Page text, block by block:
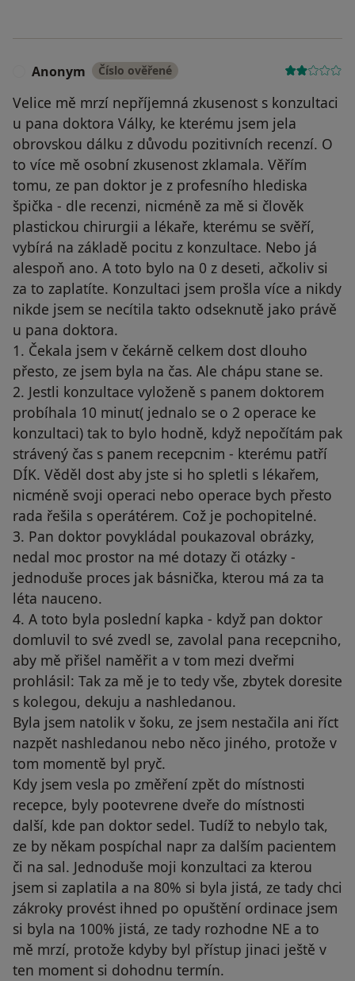
Anonym Číslo ověřené
Velice mě mrzí nepříjemná zkusenost s konzultaci
u pana doktora Války, ke kterému jsem jela
obrovskou dálku z důvodu pozitivních recenzí. O
to více mě osobní zkusenost zklamala. Věřím
tomu, ze pan doktor je z profesního hlediska
špička - dle recenzi, nicméně za mě si člověk
plastickou chirurgii a lékaře, kterému se svěří,
vybírá na základě pocitu z konzultace. Nebo já
alespoň ano. A toto bylo na 0 z deseti, ačkoliv si
za to zaplatíte. Konzultaci jsem prošla více a nikdy
nikde jsem se necítila takto odseknutě jako právě
u pana doktora.
1. Čekala jsem v čekárně celkem dost dlouho
přesto, ze jsem byla na čas. Ale chápu stane se.
2. Jestli konzultace vyloženě s panem doktorem
probíhala 10 minut( jednalo se o 2 operace ke
konzultaci) tak to bylo hodně, když nepočítám pak
strávený čas s panem recepcnim - kterému patří
DÍK. Věděl dost aby jste si ho spletli s lékařem,
nicméně svoji operaci nebo operace bych přesto
rada řešila s operátérem. Což je pochopitelné.
3. Pan doktor povykládal poukazoval obrázky,
nedal moc prostor na mé dotazy či otázky -
jednoduše proces jak básnička, kterou má za ta
léta nauceno.
4. A toto byla poslední kapka - když pan doktor
domluvil to své zvedl se, zavolal pana recepcniho,
aby mě přišel naměřit a v tom mezi dveřmi
prohlásil: Tak za mě je to tedy vše, zbytek doresite
s kolegou, dekuju a nashledanou.
Byla jsem natolik v šoku, ze jsem nestačila ani říct
nazpět nashledanou nebo něco jiného, protože v
tom momentě byl pryč.
Kdy jsem vesla po změření zpět do místnosti
recepce, byly pootevrene dveře do místnosti
další, kde pan doktor sedel. Tudíž to nebylo tak,
ze by někam pospíchal napr za dalším pacientem
či na sal. Jednoduše moji konzultaci za kterou
jsem si zaplatila a na 80% si byla jistá, ze tady chci
zákroky provést ihned po opuštění ordinace jsem
si byla na 100% jistá, ze tady rozhodne NE a to
mě mrzí, protože kdyby byl přístup jinaci ještě v
ten moment si dohodnu termín.